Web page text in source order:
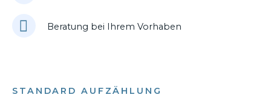
Beratung bei Ihrem Vorhaben
STANDARD AUFZÄHLUNG